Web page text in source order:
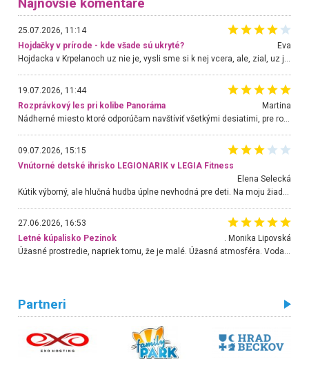
Najnovšie komentáre
25.07.2026, 11:14
Hojdačky v prírode - kde všade sú ukryté?
Eva
Hojdacka v Krpelanoch uz nie je, vysli sme si k nej vcera, ale, zial, uz je znicena. Ak sem planujete cestu len kvoli hojdacke, mozete si ju usetrit. Krasny vyhlad je tu vsak aj bez hojdacky :-)
19.07.2026, 11:44
Rozprávkový les pri kolibe Panoráma
Martina
Nádherné miesto ktoré odporúčam navštíviť všetkými desiatimi, pre rodiny s deťmi, dôchodcom... Proste a jednoducho ozaj rozprávkový les.. určite ešte prídeme. Odniesli sme si na pamiatku krásne tričká,
09.07.2026, 15:15
Vnútorné detské ihrisko LEGIONARIK v LEGIA Fitness
Elena Selecká
27.06.2026, 16:53
Letné kúpalisko Pezinok
. Monika Lipovská
Úžasné prostredie, napriek tomu, že je malé. Úžasná atmosféra. Voda fantastická a nádherná. Ľudí je pomerne veľa, ale su mili a ohľaduplní. Je veľmi zaujímavé sledovať, ako dokážu spolu športovať cudzí ľudia a bez ohľadu na vek. Vládne tu pohoda. Vnuka neviem dostať z vody. Ďakujem za krásny deň . Urcite sa sem vrátim. Jediný problém je s parkovaním, ale aj ten sa mi podarilo vyriešiť. Monika Bratislava
Partneri